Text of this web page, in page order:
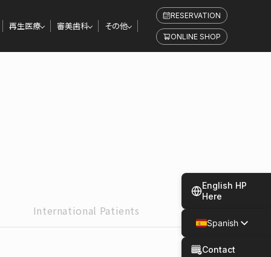
再生医療 審美歯科 その他
RESERVATION
ONLINE SHOP
International Patients
English HP
Here
Spanish
Contact